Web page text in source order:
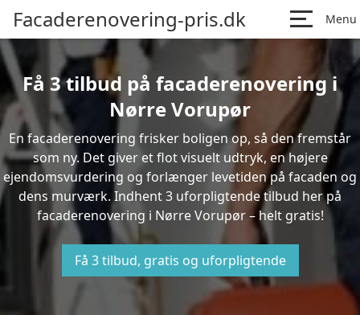
Facaderenovering-pris.dk Menu
Få 3 tilbud på facaderenovering i
Nørre Vorupør
En facaderenovering frisker boligen op, så den fremstår
som ny. Det giver et flot visuelt udtryk, en højere
ejendomsvurdering og forlænger levetiden på facaden og
dens murværk. Indhent 3 uforpligtende tilbud her på
facaderenovering i Nørre Vorupør – helt gratis!
Få 3 tilbud, gratis og uforpligtende